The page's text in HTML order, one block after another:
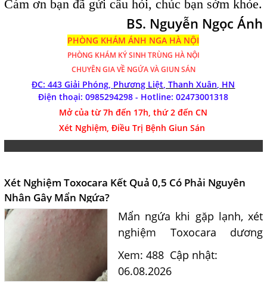
Cám ơn bạn đã gửi câu hỏi, chúc bạn sớm khỏe.
BS. Nguyễn Ngọc Ánh
PHÒNG KHÁM ÁNH NGA HÀ NỘI
PHÒNG KHÁM KÝ SINH TRÙNG HÀ NỘI
CHUYÊN GIA VỀ NGỨA VÀ GIUN SÁN
ĐC: 443 Giải Phóng, Phương Liệt, Thanh Xuân, HN
Điện thoại: 0985294298 - Hotline:02473001318
Mở của từ 7h đến 17h, thứ 2 đến CN
Xét Nghiệm, Điều Trị Bệnh Giun Sán
Xét Nghiệm Toxocara Kết Quả 0,5 Có Phải Nguyên
Nhân Gây Mẩn Ngứa?
Mẩn ngứa khi gặp lạnh, xét
nghiệm Toxocara dương
tính 0,5 có phải nguyên
nhân? Tiến sĩ Bác sĩ Nguyễn
Xem: 488 Cập nhật:
06.08.2026